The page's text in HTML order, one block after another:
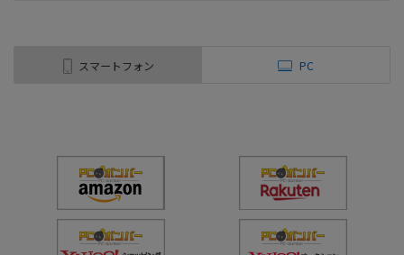
スマートフォン PC